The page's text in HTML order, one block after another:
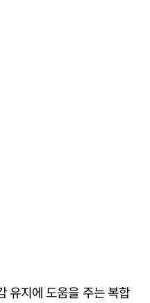
유지에 도움을 주는 복합